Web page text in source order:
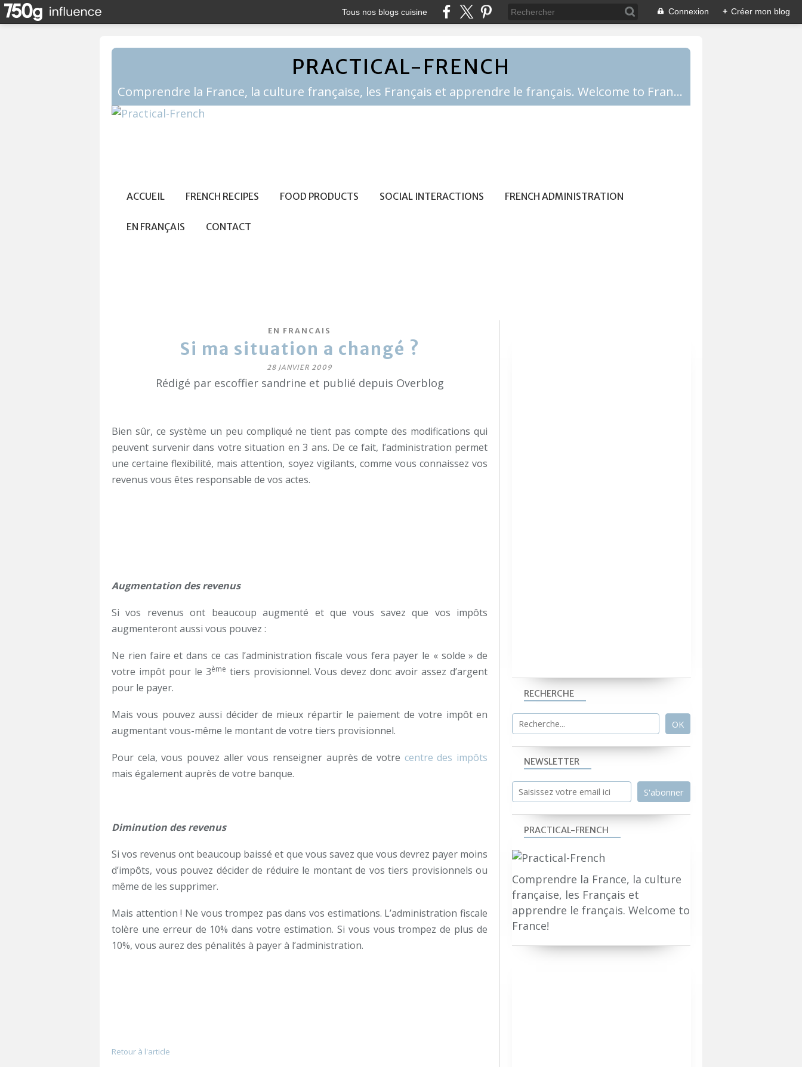
Tous nos blogs cuisine Connexion + Créer mon blog
PRACTICAL-FRENCH
Comprendre la France, la culture française, les Français et apprendre le français. Welcome to France!
ACCUEIL FRENCH RECIPES FOOD PRODUCTS SOCIAL INTERACTIONS FRENCH ADMINISTRATION
EN FRANÇAIS CONTACT
EN FRANCAIS
Si ma situation a changé ?
28 JANVIER 2009
Rédigé par escoffier sandrine et publié depuis Overblog
Bien sûr, ce système un peu compliqué ne tient pas compte des modifications qui
peuvent survenir dans votre situation en 3 ans. De ce fait, l’administration permet
une certaine flexibilité, mais attention, soyez vigilants, comme vous connaissez vos
revenus vous êtes responsable de vos actes.
Augmentation des revenus
Si vos revenus ont beaucoup augmenté et que vous savez que vos impôts
augmenteront aussi vous pouvez :
Ne rien faire et dans ce cas l’administration fiscale vous fera payer le « solde » de
votre impôt pour le 3ème tiers provisionnel. Vous devez donc avoir assez d’argent
pour le payer.
Mais vous pouvez aussi décider de mieux répartir le paiement de votre impôt en
augmentant vous-même le montant de votre tiers provisionnel.
Pour cela, vous pouvez aller vous renseigner auprès de votre centre des impôts
mais également auprès de votre banque.
Diminution des revenus
Si vos revenus ont beaucoup baissé et que vous savez que vous devrez payer moins
d’impôts, vous pouvez décider de réduire le montant de vos tiers provisionnels ou
même de les supprimer.
Mais attention ! Ne vous trompez pas dans vos estimations. L’administration fiscale
tolère une erreur de 10% dans votre estimation. Si vous vous trompez de plus de
10%, vous aurez des pénalités à payer à l’administration.
Retour à l'article
NEWSLETTER
RECHERCHE
PRACTICAL-FRENCH
Comprendre la France, la culture
française, les Français et
apprendre le français. Welcome to
France!